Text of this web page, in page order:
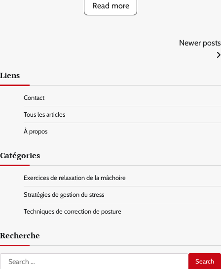
Read more
Newer posts
Liens
Contact
Tous les articles
À propos
Catégories
Exercices de relaxation de la mâchoire
Stratégies de gestion du stress
Techniques de correction de posture
Recherche
Search